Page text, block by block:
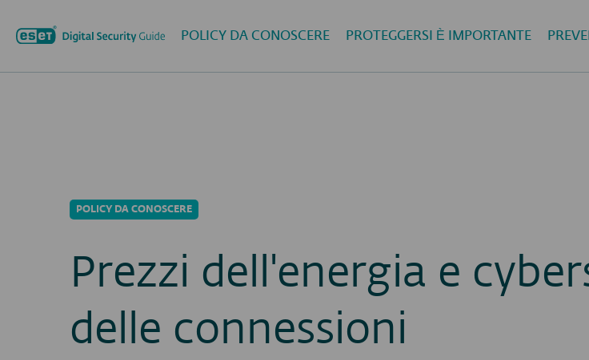
POLICY DA CONOSCERE PROTEGGERSI È IMPORTANTE
POLICY DA CONOSCERE
Prezzi dell'energia e
delle connessioni